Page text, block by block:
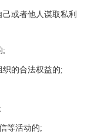
或者他人谋取私利
;
的合法权益的;
等活动的;